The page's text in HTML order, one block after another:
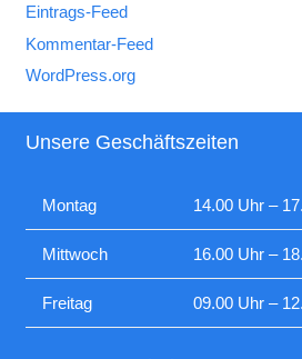
Eintrags-Feed
Kommentar-Feed
WordPress.org
Unsere Geschäftszeiten
Montag 14.00 Uhr –
Mittwoch 16.00 Uhr –
Freitag 09.00 Uhr –